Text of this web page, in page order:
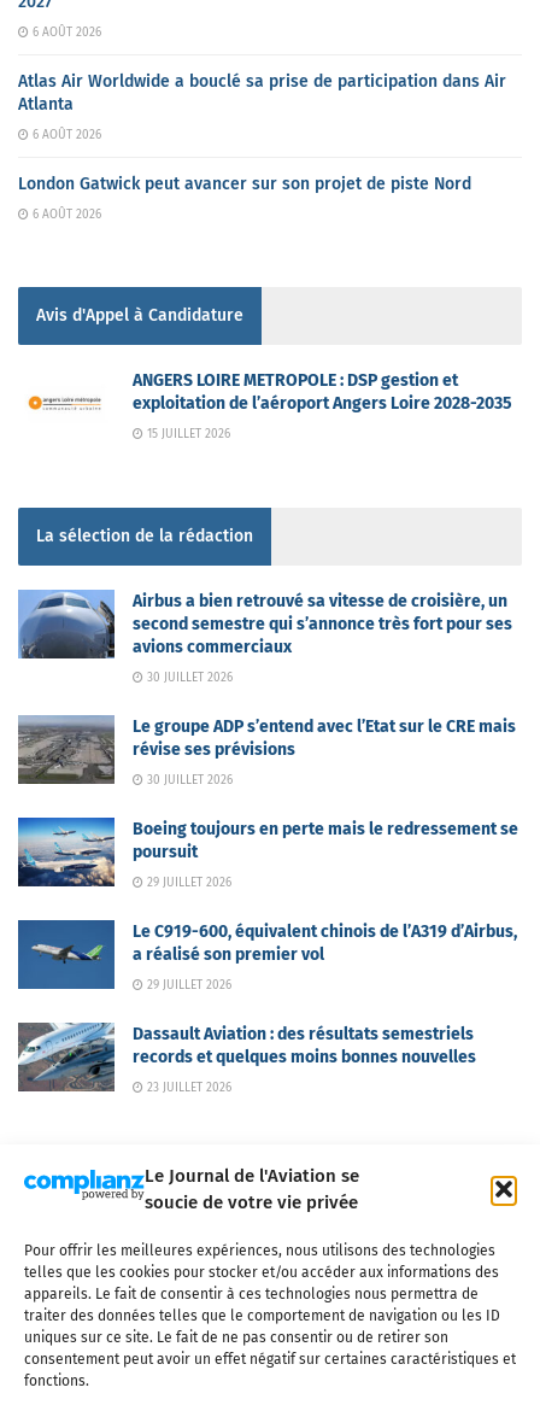
Le Journal de l'Aviation se
soucie de votre vie privée
Pour offrir les meilleures expériences, nous utilisons des technologies
telles que les cookies pour stocker et/ou accéder aux informations des
appareils. Le fait de consentir à ces technologies nous permettra de
traiter des données telles que le comportement de navigation ou les ID
uniques sur ce site. Le fait de ne pas consentir ou de retirer son
consentement peut avoir un effet négatif sur certaines caractéristiques et
fonctions.
6 AOÛT 2026
Atlas Air Worldwide a bouclé sa prise de participation dans Air
Atlanta
6 AOÛT 2026
London Gatwick peut avancer sur son projet de piste Nord
6 AOÛT 2026
Avis d'Appel à Candidature
ANGERS LOIRE METROPOLE : DSP gestion et
exploitation de l’aéroport Angers Loire 2028-2035
15 JUILLET 2026
La sélection de la rédaction
Airbus a bien retrouvé sa vitesse de croisière, un
second semestre qui s’annonce très fort pour ses
avions commerciaux
30 JUILLET 2026
Le groupe ADP s’entend avec l’Etat sur le CRE mais
révise ses prévisions
30 JUILLET 2026
Boeing toujours en perte mais le redressement se
poursuit
29 JUILLET 2026
Le C919-600, équivalent chinois de l’A319 d’Airbus,
a réalisé son premier vol
29 JUILLET 2026
Dassault Aviation : des résultats semestriels
records et quelques moins bonnes nouvelles
23 JUILLET 2026
Qui sommes-nous ? Nous contacter
Partenaires
Mentions légales
CGV Politique de confidentialité Cookies